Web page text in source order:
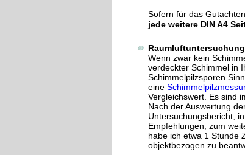
Sofern für das
jede weitere DIN A4
Wenn zwar kein
verdeckter Schimmel in
Schimmelpilzsporen
eine
Vergleichswert. Es sind
Nach der Auswertung
Untersuchungsbericht,
Empfehlungen, zum
habe ich etwa 1 Stunde
objektbezogen zu